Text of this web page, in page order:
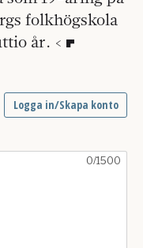
folkhögskola
år. <